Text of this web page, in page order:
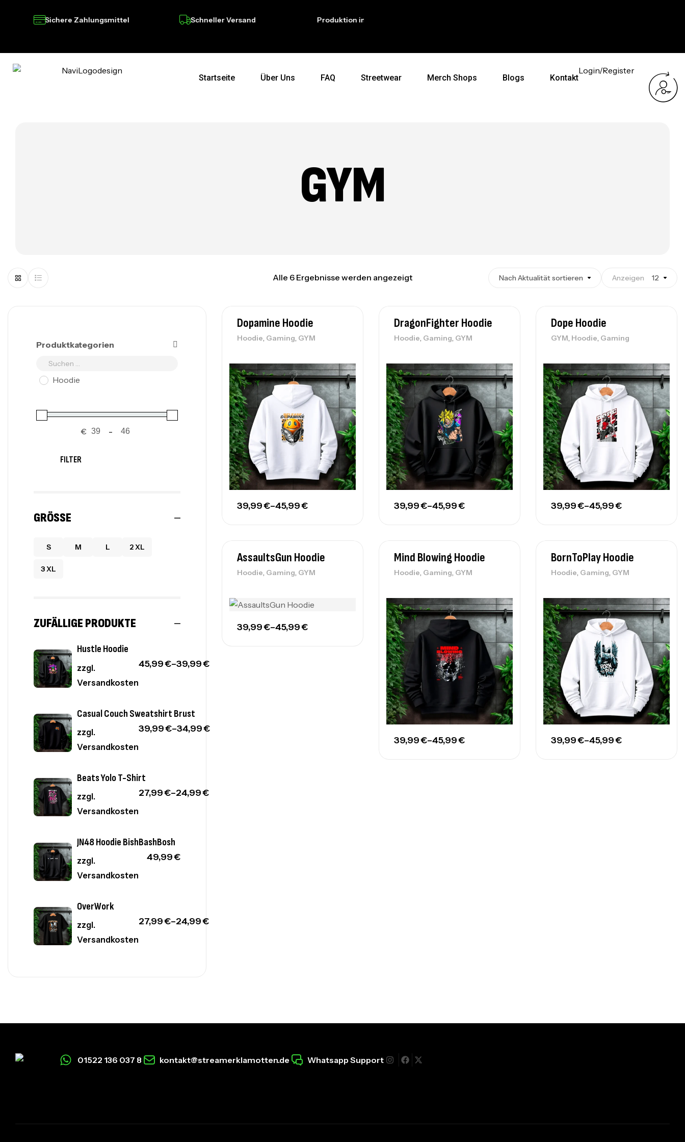
Sichere Zahlungsmittel Schneller Versand Produktion in Deutschland
Startseite Über Uns FAQ Streetwear Merch Shops Blogs Kontakt
Login/Register
GYM
Alle 6 Ergebnisse werden angezeigt Nach Aktualität sortieren Anzeigen 12
Dopamine Hoodie
Hoodie, Gaming, GYM
39,99€–45,99€
DragonFighter Hoodie
Hoodie, Gaming, GYM
39,99€–45,99€
Dope Hoodie
GYM, Hoodie, Gaming
39,99€–45,99€
AssaultsGun Hoodie
Hoodie, Gaming, GYM
39,99€–45,99€
Mind Blowing Hoodie
Hoodie, Gaming, GYM
39,99€–45,99€
BornToPlay Hoodie
Hoodie, Gaming, GYM
39,99€–45,99€
Produktkategorien
Hoodie
€
Minimum Price
-
Maximum Price
FILTER
GRÖSSE
S M L 2 XL
3 XL
ZUFÄLLIGE PRODUKTE
Hustle Hoodie
39,99€
–
45,99€
zzgl.
Versandkosten
Casual Couch Sweatshirt Brust
34,99€
–
39,99€
zzgl.
Versandkosten
Beats Yolo T-Shirt
24,99€
–
27,99€
zzgl.
Versandkosten
JN48 Hoodie BishBashBosh
49,99€
zzgl.
Versandkosten
OverWork
24,99€
–
27,99€
zzgl.
Versandkosten
01522 136 037 8 kontakt@streamerklamotten.de Whatsapp Support